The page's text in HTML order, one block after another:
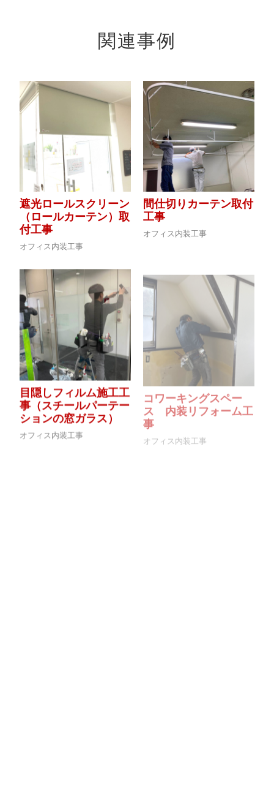
関連事例
遮光ロールスクリーン
（ロールカーテン）取
付工事
オフィス内装工事
間仕切りカーテン取付
工事
オフィス内装工事
目隠しフィルム施工工
事（スチールパーテー
ションの窓ガラス）
オフィス内装工事
コワーキングスペー
ス 内装リフォーム工
事
オフィス内装工事